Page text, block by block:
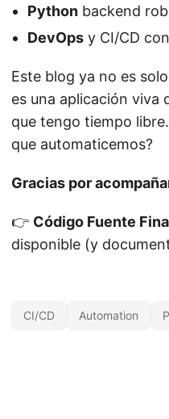
Python backend
DevOps y CI/CD
Este blog ya no es
es una aplicación viva
que tengo tiempo
que automaticemos?
Gracias por
👉 Código Fuente
disponible (y
CI/CD Automation